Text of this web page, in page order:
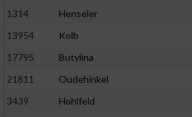
1314
Henseler
13954
Kolb
17795
Butylina
21811
Oudehinkel
3439
Hohlfeld